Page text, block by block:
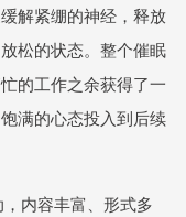
解紧绷的神经，释放
松的状态。整个催眠
的工作之余获得了一
满的心态投入到后续
内容丰富、形式多